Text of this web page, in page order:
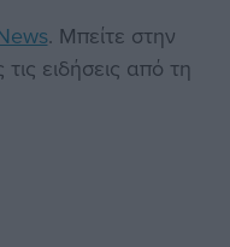
. Μπείτε στην
ειδήσεις από τη